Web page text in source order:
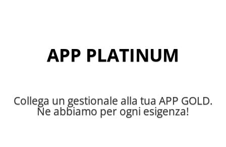
APP PLATINUM
Collega un gestionale alla tua APP GOLD.
Ne abbiamo per ogni esigenza!